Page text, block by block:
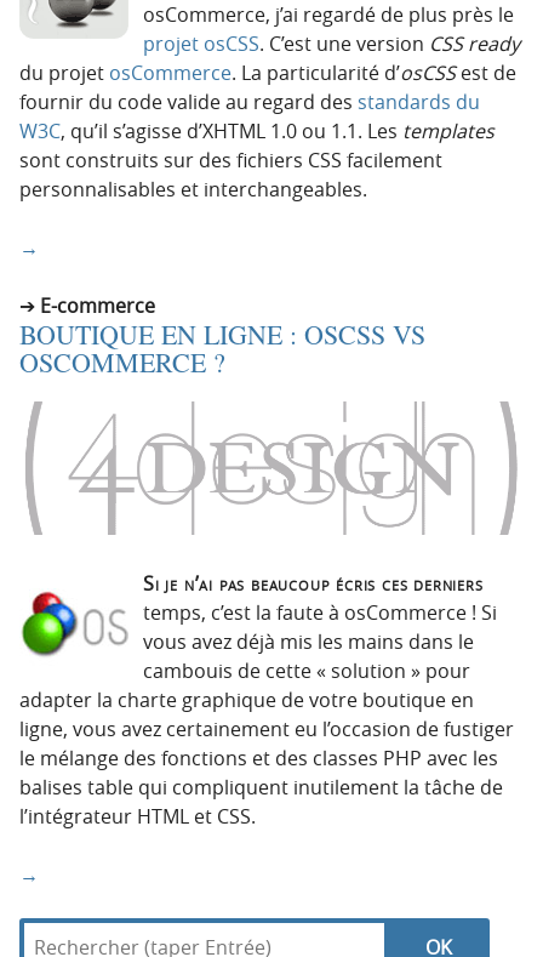
osCommerce, j’ai regardé de plus près le
projet osCSS. C’est une version CSS ready
du projet osCommerce. La particularité d’osCSSest de
fournir du code valide au regard des standards du
W3C, qu’il s’agisse d’XHTML 1.0 ou 1.1. Les templates
sont construits sur des fichiers CSS facilement
personnalisables et interchangeables.
→
E-commerce
BOUTIQUE EN LIGNE : OSCSS VS
OSCOMMERCE ?
Si je n’ai pas beaucoup écris ces derniers
temps, c’est la faute à osCommerce ! Si
vous avez déjà mis les mains dans le
cambouis de cette « solution » pour
adapter la charte graphique de votre boutique en
ligne, vous avez certainement eu l’occasion de fustiger
le mélange des fonctions et des classes PHP avec les
balises table qui compliquent inutilement la tâche de
l’intégrateur HTML et CSS.
→
N
R
R
d